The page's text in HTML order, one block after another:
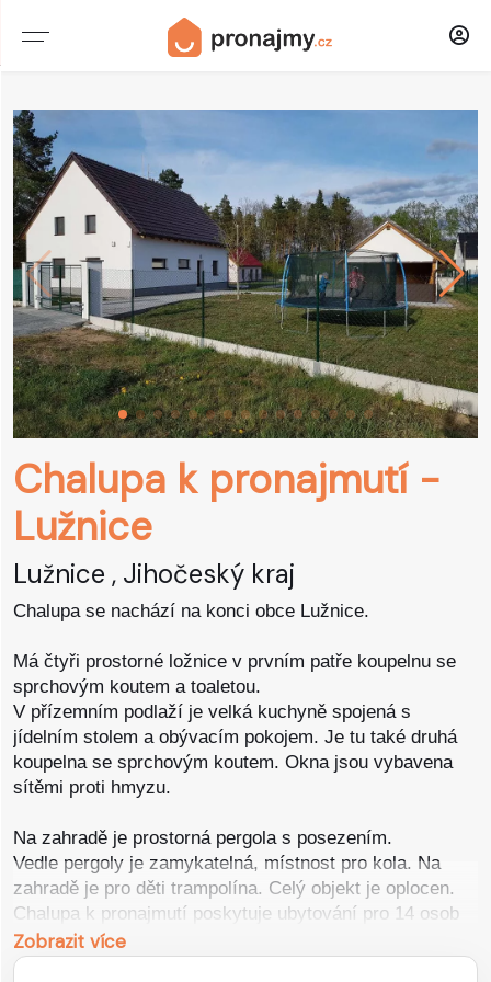
Chalupa k pronajmutí -
Lužnice
Lužnice , Jihočeský kraj
Chalupa se nachází na konci obce Lužnice.
Má čtyři prostorné ložnice v prvním patře koupelnu se
sprchovým koutem a toaletou.
V přízemním podlaží je velká kuchyně spojená s
jídelním stolem a obývacím pokojem. Je tu také druhá
koupelna se sprchovým koutem. Okna jsou vybavena
sítěmi proti hmyzu.
Na zahradě je prostorná pergola s posezením.
Vedle pergoly je zamykatelná, místnost pro kola. Na
zahradě je pro děti trampolína. Celý objekt je oplocen.
Chalupa k pronajmutí poskytuje ubytování pro 14 osob
ve 4 ložnicích.
4 x ložnice, 1 x kuchyň, 1x obývací pokoj
Zobrazit více
CHATY & CHALUPY
PENZIONY
HOTELY
DOMY
APARTMÁNY
STATKY
KEMPY
SPECIÁLNÍ